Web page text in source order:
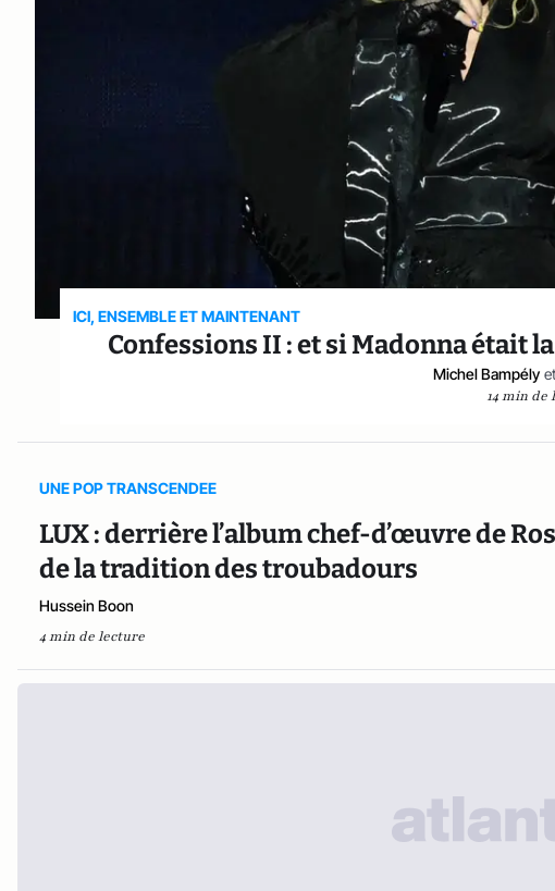
ICI, ENSEMBLE ET MAINTENANT
Confessions II : et si Madonna était
Michel Bampély et
14 min de
UNE POP TRANSCENDEE
LUX : derrière l’album chef-d’œuvre de
de la tradition des troubadours
Hussein Boon
4 min de lecture